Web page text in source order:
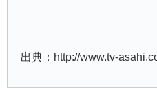
出典：http://www.tv-